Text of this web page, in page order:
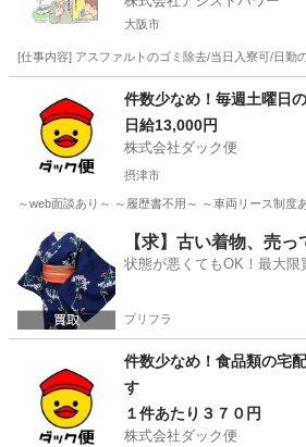
大阪市
[仕事内容] アスファルトのゴミ除去/当日入寮可/日
その他
件数少なめ！毎週土曜日
日給13,000円
株式会社ダック便
摂津市
～web面談あり～ ～履歴書不用～ ～車両リース制
大阪 摂津市 配送
【求】古い着物、売っ
状態が悪くてもOK！最大限
プリフラ
件数少なめ！食品類の宅
す
１件あたり３７０円
株式会社ダック便